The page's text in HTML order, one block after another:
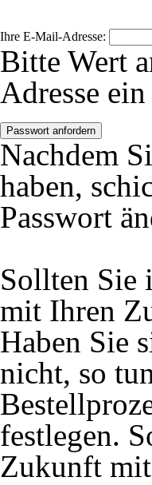
Ihre E-Mail-Adresse:
Bitte Wert
Adresse ein
Passwort anfordern
Nachdem
haben,
Passwort
Sollten Sie
mit Ihren
Haben Sie
nicht, so
festlegen.
Zukunft